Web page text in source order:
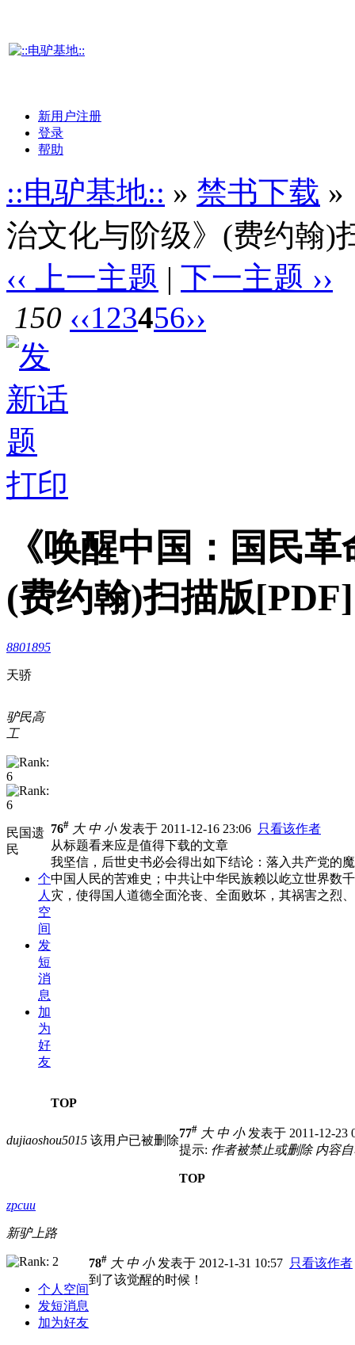
新用户注册
登录
帮助
::电驴基地:: » 禁书下载 »
治文化与阶级》(费约翰)
‹‹ 上一主题 | 下一主题 ››
150 ‹‹123456››
打印
《唤醒中国：国民
(费约翰)扫描版[PDF]
8801895
天骄
驴民高
工
民国遗
民
个
人
空
间
发
短
消
息
加
为
好
友
76# 大 中 小发表于 2011-12-16 23:06 只看该作者
从标题看来应是值得下载的文章
我坚信，后世史书必会得出如下结论：落入共产党的
中国人民的苦难史；中共让中华民族赖以屹立世界数
灾，使得国人道德全面沦丧、全面败坏，其祸害之烈
TOP
dujiaoshou5015 该用户已被删除
77# 大 中 小发表于 2011-12-23
提示: 作者被禁止或删除 内容
TOP
zpcuu
新驴上路
个人空间
发短消息
加为好友
78# 大 中 小发表于 2012-1-31 10:57 只看该作者
到了该觉醒的时候！